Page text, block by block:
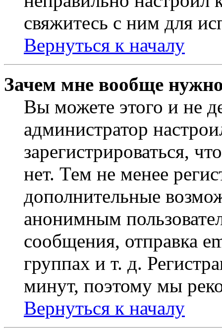
свяжитесь с ним для
Вернуться к началу
Зачем мне вообще
Вы можете этого и не
администратор
зарегистрироваться,
нет. Тем не менее
дополнительные
анонимным
сообщения, отправка
группах и т. д.
минут, поэтому мы
Вернуться к началу